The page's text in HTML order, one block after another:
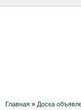
Главная » Доска